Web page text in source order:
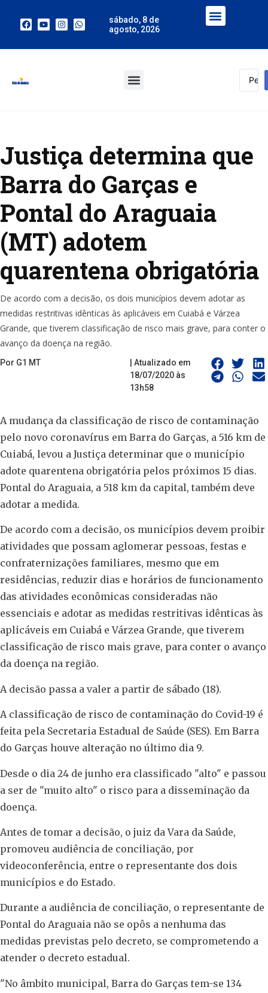
sábado, 8 de
agosto, 2026
Justiça determina que
Barra do Garças e
Pontal do Araguaia
(MT) adotem
quarentena obrigatória
De acordo com a decisão, os dois municípios devem adotar as
medidas restritivas idênticas às aplicáveis em Cuiabá e Várzea
Grande, que tiverem classificação de risco mais grave, para conter o
avanço da doença na região.
Por G1 MT
| Atualizado em
18/07/2020 às
13h58
A mudança da classificação de risco de contaminação
pelo novo coronavírus em Barra do Garças, a 516 km de
Cuiabá, levou a Justiça determinar que o município
adote quarentena obrigatória pelos próximos 15 dias.
Pontal do Araguaia, a 518 km da capital, também deve
adotar a medida.
De acordo com a decisão, os municípios devem proibir
atividades que possam aglomerar pessoas, festas e
confraternizações familiares, mesmo que em
residências, reduzir dias e horários de funcionamento
das atividades econômicas consideradas não
essenciais e adotar as medidas restritivas idênticas às
aplicáveis em Cuiabá e Várzea Grande, que tiverem
classificação de risco mais grave, para conter o avanço
da doença na região.
A decisão passa a valer a partir de sábado (18).
A classificação de risco de contaminação do Covid-19 é
feita pela Secretaria Estadual de Saúde (SES). Em Barra
do Garças houve alteração no último dia 9.
Desde o dia 24 de junho era classificado "alto" e passou
a ser de "muito alto" o risco para a disseminação da
doença.
Antes de tomar a decisão, o juiz da Vara da Saúde,
promoveu audiência de conciliação, por
videoconferência, entre o representante dos dois
municípios e do Estado.
Durante a audiência de conciliação, o representante de
Pontal do Araguaia não se opôs a nenhuma das
medidas previstas pelo decreto, se comprometendo a
atender o decreto estadual.
"No âmbito municipal, Barra do Garças tem-se 134